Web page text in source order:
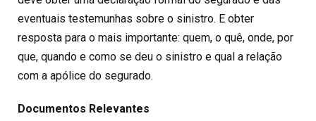
eventuais testemunhas sobre o sinistro. E obter
resposta para o mais importante: quem, o quê, onde, por
que, quando e como se deu o sinistro e qual a relação
com a apólice do segurado.
Documentos Relevantes